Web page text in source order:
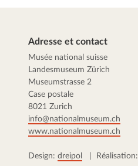
Adresse et contact
Musée national suisse
Landesmuseum Zürich
Museumstrasse 2
Case postale
8021 Zurich
info@nationalmuseum.ch
www.nationalmuseum.ch
Design: dreipol | Réalisation: